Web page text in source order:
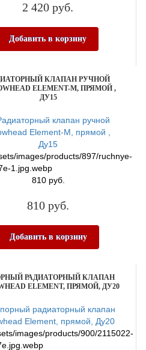
2 420 руб.
Добавить в корзину
КЛАПАН РУЧНОЙ
ELEMENT-M, ПРЯМОЙ ,
ДУ15
images/products/897/ruchnye-
1.jpg.webp
810 руб.
810 руб.
Добавить в корзину
РАДИАТОРНЫЙ КЛАПАН
ELEMENT, ПРЯМОЙ, ДУ20
images/products/900/2115022-